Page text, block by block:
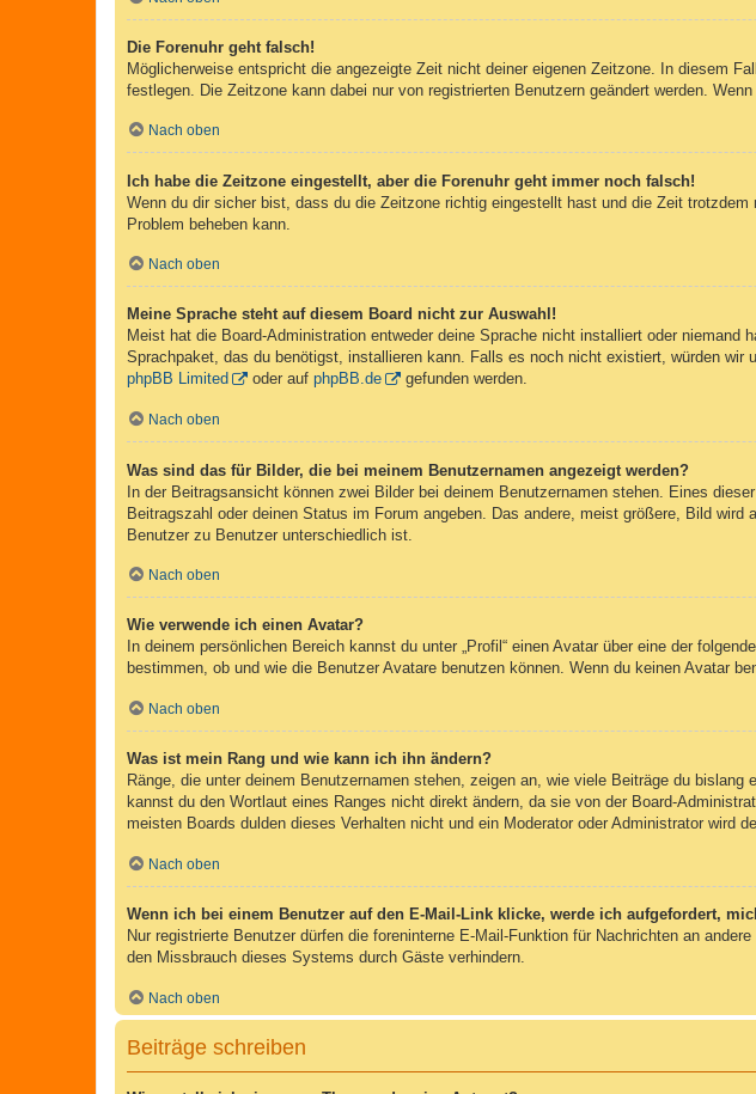
Die Forenuhr geht falsch!
Möglicherweise entspricht die angezeigte Zeit nicht deiner eigenen Zeitzone. In diesem
festlegen. Die Zeitzone kann dabei nur von registrierten Benutzern geändert werden.
Nach oben
Ich habe die Zeitzone eingestellt, aber die Forenuhr geht immer noch falsch!
Wenn du dir sicher bist, dass du die Zeitzone richtig eingestellt hast und die Zeit
Problem beheben kann.
Nach oben
Meine Sprache steht auf diesem Board nicht zur Auswahl!
Meist hat die Board-Administration entweder deine Sprache nicht installiert oder
Sprachpaket, das du benötigst, installieren kann. Falls es noch nicht existiert, würden
phpBB Limited
oder auf phpBB.de gefunden werden.
Nach oben
Was sind das für Bilder, die bei meinem Benutzernamen angezeigt werden?
In der Beitragsansicht können zwei Bilder bei deinem Benutzernamen stehen. Eines
Beitragszahl oder deinen Status im Forum angeben. Das andere, meist größere, Bild
Benutzer zu Benutzer unterschiedlich ist.
Nach oben
Wie verwende ich einen Avatar?
In deinem persönlichen Bereich kannst du unter „Profil“ einen Avatar über eine der
bestimmen, ob und wie die Benutzer Avatare benutzen können. Wenn du keinen Avatar
Nach oben
Was ist mein Rang und wie kann ich ihn ändern?
Ränge, die unter deinem Benutzernamen stehen, zeigen an, wie viele Beiträge du
kannst du den Wortlaut eines Ranges nicht direkt ändern, da sie von der Board-
meisten Boards dulden dieses Verhalten nicht und ein Moderator oder Administrator wird
Nach oben
Wenn ich bei einem Benutzer auf den E-Mail-Link klicke, werde ich aufgefordert,
Nur registrierte Benutzer dürfen die foreninterne E-Mail-Funktion für Nachrichten an
den Missbrauch dieses Systems durch Gäste verhindern.
Nach oben
Beiträge schreiben